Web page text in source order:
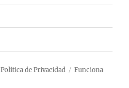
Política de Privacidad
Funciona